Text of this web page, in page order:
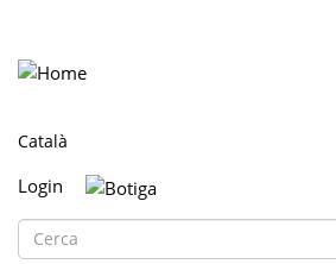
Login
Formulari